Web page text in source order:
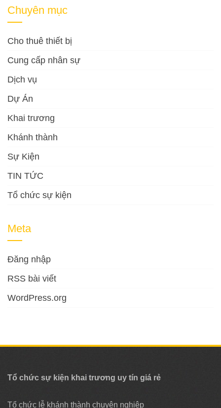
Chuyên mục
Cho thuê thiết bị
Cung cấp nhân sự
Dịch vụ
Dự Án
Khai trương
Khánh thành
Sự Kiện
TIN TỨC
Tổ chức sự kiện
Meta
Đăng nhập
RSS bài viết
WordPress.org
Tổ chức sự kiện khai trương uy tín giá rẻ
Tổ chức lễ khánh thành chuyên nghiệp